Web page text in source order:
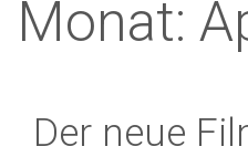
Monat:
Der neue